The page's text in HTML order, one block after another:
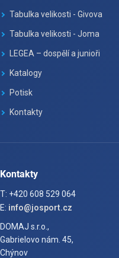
Tabulka velikosti - Givova
Tabulka velikosti - Joma
LEGEA – dospělí a junioři
Katalogy
Potisk
Kontakty
Kontakty
T: +420 608 529 064
E: info@josport.cz
DOMAJ s.r.o.,
Gabrielovo nám. 45,
Chýnov